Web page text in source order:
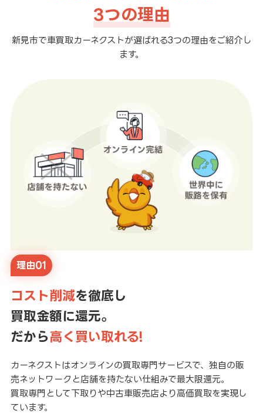
3つの理由
新見市で車買取カーネクストが選ばれる3つの理由をご紹介し
ます。
理由01
コスト削減を徹底し
買取金額に還元。
だから高く買い取れる!
カーネクストはオンラインの買取専門サービスで、独自の販
売ネットワークと店舗を持たない仕組みで最大限還元。
買取専門として下取りや中古車販売店より高価買取を実現し
ています。